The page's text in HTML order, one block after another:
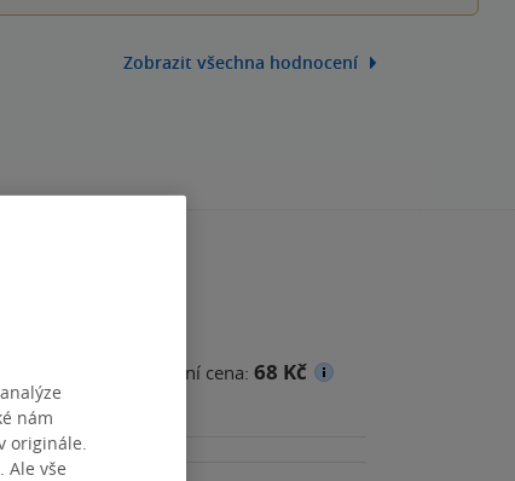
Zobrazit všechna hodnocení
Minimální prodejní cena: 68 Kč
nám
originále.
Ale vše